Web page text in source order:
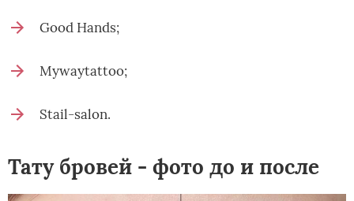
Good Hands;
Mywaytattoo;
Stail-salon.
Тату бровей - фото до и после